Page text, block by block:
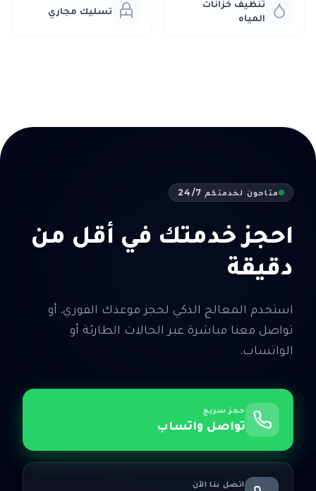
تنظيف خزانات
المياه
تسليك مجاري
متاحون لخدمتكم 24/7
احجز خدمتك في أقل من
دقيقة
استخدم المعالج الذكي لحجز موعدك الفوري. أو
تواصل معنا مباشرة عبر الحالات الطارئة أو
الواتساب.
حجز سريع
تواصل واتساب
اتصل بنا الآن